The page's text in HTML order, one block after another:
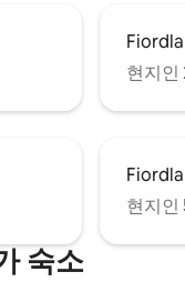
현지인
현지인
숙소